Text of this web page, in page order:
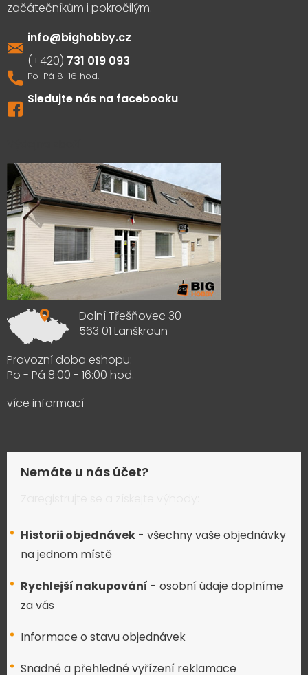
info@bighobby.cz
731 019 093
Sledujte nás na facebooku
Dolní Třešňovec 30
563 01 Lanškroun
Provozní doba eshopu:
Po - Pá 8:00 - 16:00 hod.
více informací
Nemáte u nás účet?
Historii objednávek - všechny vaše objednávky
na jednom místě
Rychlejší nakupování - osobní údaje doplníme
za vás
Informace o stavu objednávek
Snadné a přehledné vyřízení reklamace